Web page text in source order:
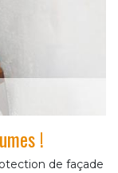
!
de façade